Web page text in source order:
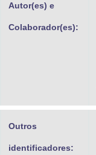
Autor(es) e
Colaborador(es):
Outros
identificadores: